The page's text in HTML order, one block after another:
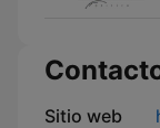
Sitio web